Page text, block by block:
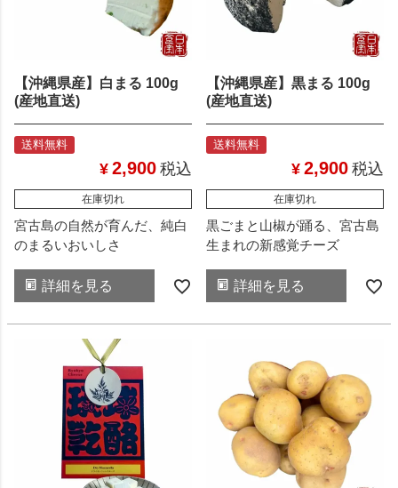
【沖縄県産】白まる 100g
(産地直送)
送料無料
¥ 2,900 税込
在庫切れ
宮古島の自然が育んだ、純白
のまるいおいしさ
詳細を見る
【沖縄県産】黒まる 100g
(産地直送)
送料無料
¥ 2,900 税込
在庫切れ
黒ごまと山椒が踊る、宮古島
生まれの新感覚チーズ
詳細を見る